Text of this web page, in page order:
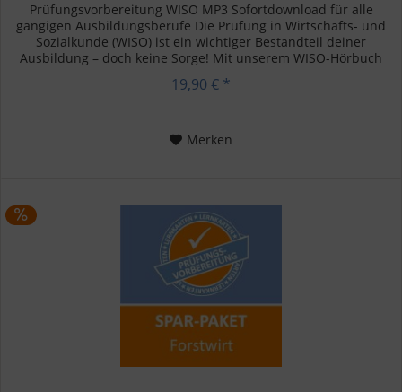
Prüfungsvorbereitung WISO MP3 Sofortdownload für alle
gängigen Ausbildungsberufe Die Prüfung in Wirtschafts- und
Sozialkunde (WISO) ist ein wichtiger Bestandteil deiner
Ausbildung – doch keine Sorge! Mit unserem WISO-Hörbuch
kannst du...
19,90 € *
Merken